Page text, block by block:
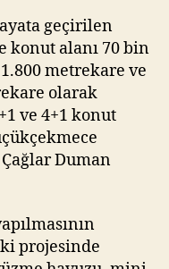
geçirilen
konut alanı 70 bin
metrekare ve
olarak
ve 4+1 konut
Duman
projesinde